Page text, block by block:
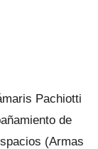
Pachiotti
de
(Armas